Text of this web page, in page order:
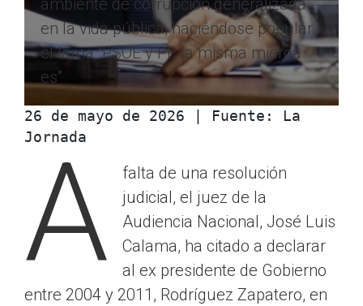
ambiente de corrupción generalizada
en la vida pública, haciéndose popular
el lema “PSOE y PP la misma mierda
es”
26 de mayo de 2026 | Fuente: La
Jornada
A
falta de una resolución
judicial, el juez de la
Audiencia Nacional, José Luis
Calama, ha citado a declarar
al ex presidente de Gobierno
entre 2004 y 2011, Rodríguez Zapatero, en